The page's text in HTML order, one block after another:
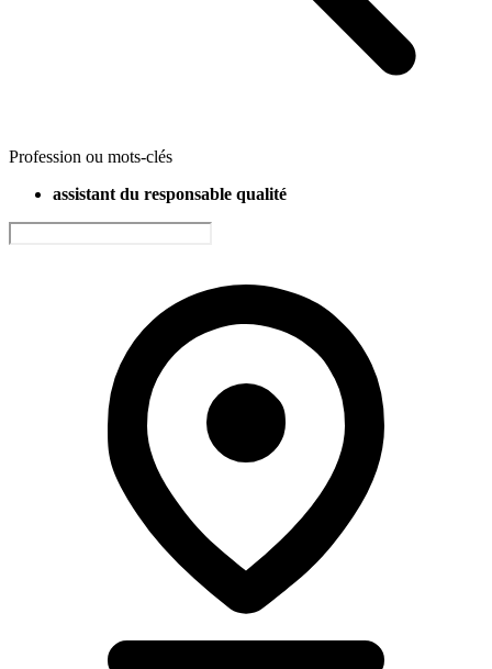
Profession ou mots-clés
assistant du responsable qualité